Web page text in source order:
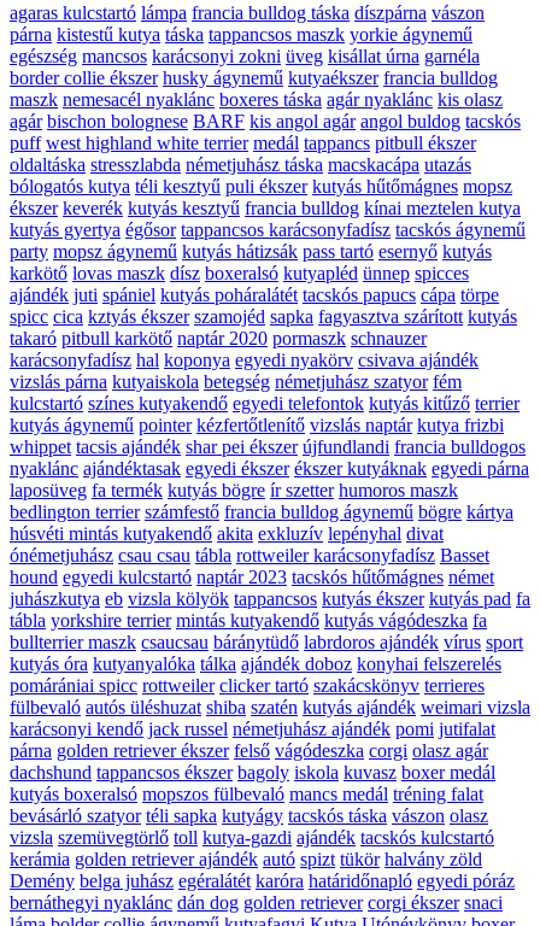
agaras kulcstartó lámpa francia bulldog táska díszpárna vászon
párna kistestű kutya táska tappancsos maszk yorkie ágynemű
egészség mancsos karácsonyi zokni üveg kisállat úrna garnéla
border collie ékszer husky ágynemű kutyaékszer francia bulldog
maszk nemesacél nyaklánc boxeres táska agár nyaklánc kis olasz
agár bischon bolognese BARF kis angol agár angol buldog tacskós
puff west highland white terrier medál tappancs pitbull ékszer
oldaltáska stresszlabda németjuhász táska macskacápa utazás
bólogatós kutya téli kesztyű puli ékszer kutyás hűtőmágnes mopsz
ékszer keverék kutyás kesztyű francia bulldog kínai meztelen kutya
kutyás gyertya égősor tappancsos karácsonyfadísz tacskós ágynemű
party mopsz ágynemű kutyás hátizsák pass tartó esernyő kutyás
karkötő lovas maszk dísz boxeralsó kutyapléd ünnep spicces
ajándék juti spániel kutyás poháralátét tacskós papucs cápa törpe
spicc cica kztyás ékszer szamojéd sapka fagyasztva szárított kutyás
takaró pitbull karkötő naptár 2020 pormaszk schnauzer
karácsonyfadísz hal koponya egyedi nyakörv csivava ajándék
vizslás párna kutyaiskola betegség németjuhász szatyor fém
kulcstartó színes kutyakendő egyedi telefontok kutyás kitűző terrier
kutyás ágynemű pointer kézfertőtlenítő vizslás naptár kutya frizbi
whippet tacsis ajándék shar pei ékszer újfundlandi francia bulldogos
nyaklánc ajándéktasak egyedi ékszer ékszer kutyáknak egyedi párna
laposüveg fa termék kutyás bögre ír szetter humoros maszk
bedlington terrier számfestő francia bulldog ágynemű bögre kártya
húsvéti mintás kutyakendő akita exkluzív lepényhal divat
ónémetjuhász csau csau tábla rottweiler karácsonyfadísz Basset
hound egyedi kulcstartó naptár 2023 tacskós hűtőmágnes német
juhászkutya eb vizsla kölyök tappancsos kutyás ékszer kutyás pad fa
tábla yorkshire terrier mintás kutyakendő kutyás vágódeszka fa
bullterrier maszk csaucsau báránytüdő labrdoros ajándék vírus sport
kutyás óra kutyanyalóka tálka ajándék doboz konyhai felszerelés
pomárániai spicc rottweiler clicker tartó szakácskönyv terrieres
fülbevaló autós üléshuzat shiba szatén kutyás ajándék weimari vizsla
karácsonyi kendő jack russel németjuhász ajándék pomi jutifalat
párna golden retriever ékszer felső vágódeszka corgi olasz agár
dachshund tappancsos ékszer bagoly iskola kuvasz boxer medál
kutyás boxeralsó mopszos fülbevaló mancs medál tréning falat
bevásárló szatyor téli sapka kutyágy tacskós táska vászon olasz
vizsla szemüvegtörlő toll kutya-gazdi ajándék tacskós kulcstartó
kerámia golden retriever ajándék autó spizt tükör halvány zöld
Demény belga juhász egéralátét karóra határidőnapló egyedi póráz
bernáthegyi nyaklánc dán dog golden retriever corgi ékszer snaci